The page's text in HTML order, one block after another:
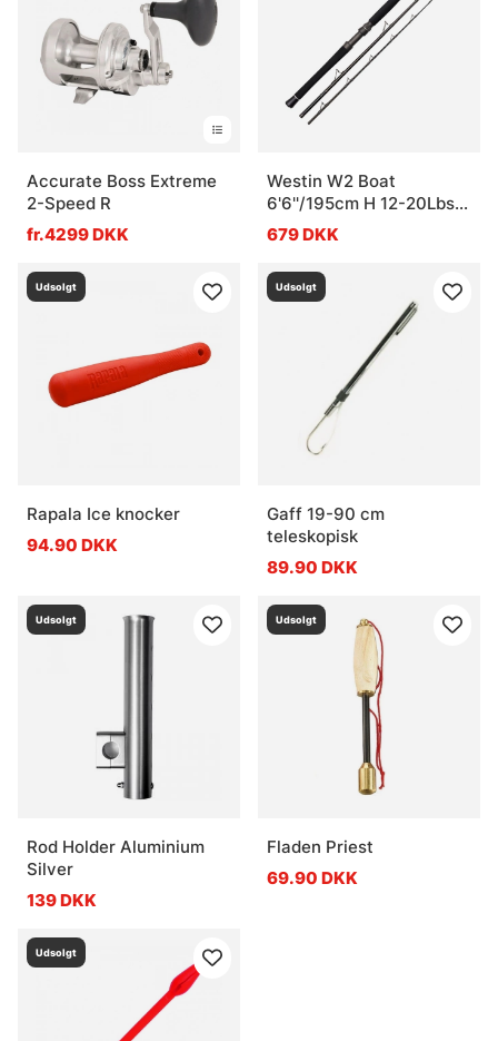
Accurate Boss Extreme
2-Speed R
fr.4299 DKK
Westin W2 Boat
6'6''/195cm H 12-20Lbs
3Sec
679 DKK
Udsolgt
Rapala Ice knocker
94.90 DKK
Udsolgt
Gaff 19-90 cm
teleskopisk
89.90 DKK
Udsolgt
Rod Holder Aluminium
Silver
139 DKK
Udsolgt
Fladen Priest
69.90 DKK
Udsolgt